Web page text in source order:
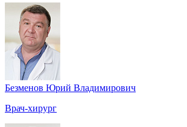
Безменов Юрий Владимирович
Врач-хирург